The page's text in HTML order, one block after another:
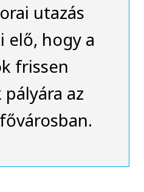
utazás
elő, hogy a
frissen
az